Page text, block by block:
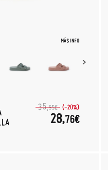
MÁS INFO
35,95€ (-20%)
28,76€